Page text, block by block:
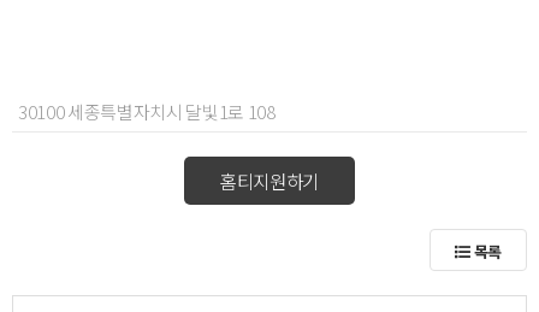
30100 세종특별자치시 달빛1로 108
홈티지원하기
목록